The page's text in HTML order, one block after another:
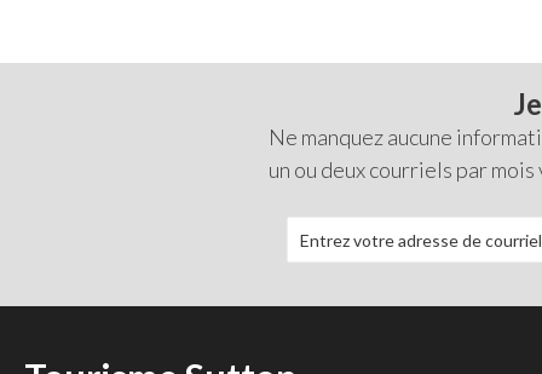
Ne manquez aucune
un ou deux courriels par